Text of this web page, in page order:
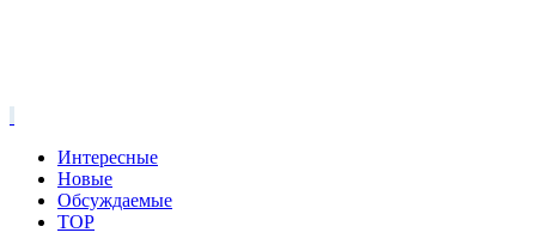
Интересные
Новые
Обсуждаемые
TOP